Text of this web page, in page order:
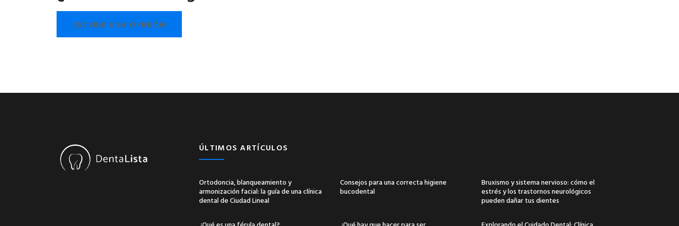
ESCRIBE UNA OPINIÓN
ÚLTIMOS ARTÍCULOS
Ortodoncia, blanqueamiento y
armonización facial: la guía de una clínica
dental de Ciudad Lineal
Consejos para una correcta higiene
bucodental
Bruxismo y sistema nervioso: cómo el
estrés y los trastornos neurológicos
pueden dañar tus dientes